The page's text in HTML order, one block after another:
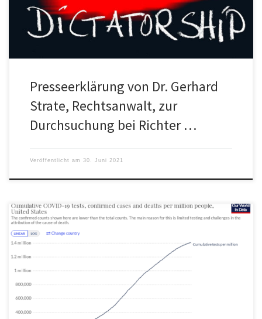
Presseerklärung von Dr. Gerhard
Strate, Rechtsanwalt, zur
Durchsuchung bei Richter …
Veröffentlicht am 30. Juni 2021
Die Bundesregierung hat Portugal zum Virusvariantengebiet
erklärt, Urlauber müssen bei der Heimkehr 14 Tage in Quarantäne.